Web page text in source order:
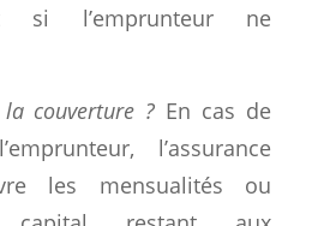
si l’emprunteur ne
couverture ? En cas de
l’assurance
les mensualités ou